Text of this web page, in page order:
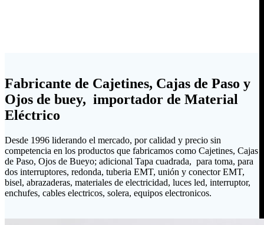
Fabricante de Cajetines, Cajas de Paso y
Ojos de buey, importador de Material
Eléctrico
Desde 1996 liderando el mercado, por calidad y precio sin
competencia en los productos que fabricamos como Cajetines, Cajas
de Paso, Ojos de Bueyo; adicional Tapa cuadrada, para toma, para
dos interruptores, redonda, tuberia EMT, unión y conector EMT,
bisel, abrazaderas, materiales de electricidad, luces led, interruptor,
enchufes, cables electricos, solera, equipos electronicos.